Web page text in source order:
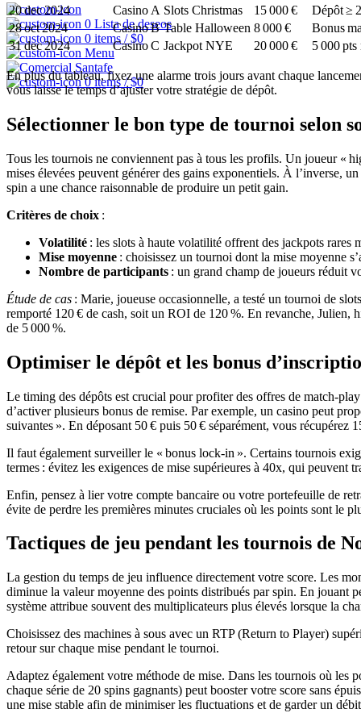
0 Lista de deseos
0 items / $0
Menu
0items / $0
20 dec 2024
Casino A Slots Christmas 15 000 €
Dépôt ≥
28 oct 2024
Casino B Table Halloween 8 000 €
Bonus
31 dec 2024
Casino C Jackpot NYE 20 000 € 5 000 pts
En plus du tableau, fixez une alarme trois jours avant chaque
vous laisse le temps d’ajuster votre stratégie de dépôt.
Sélectionner le bon type de tournoi selon
Tous les tournois ne conviennent pas à tous les profils. Un joueur «
mises élevées peuvent générer des gains exponentiels. À l’inverse,
spin a une chance raisonnable de produire un petit gain.
Critères de choix :
Volatilité : les slots à haute volatilité offrent des jackpots rares
Mise moyenne : choisissez un tournoi dont la mise moyenne
Nombre de participants : un grand champ de joueurs réduit
Étude de cas : Marie, joueuse occasionnelle, a testé un tournoi de
remporté 120 € de cash, soit un ROI de 120 %. En revanche,
de 5 000 %.
Optimiser le dépôt et les bonus
Le timing des dépôts est crucial pour profiter des offres de
d’activer plusieurs bonus de remise. Par exemple, un casino peut
suivantes ». En déposant 50 € puis 50 € séparément, vous
Il faut également surveiller le « bonus lock‑in ». Certains tournois
termes : évitez les exigences de mise supérieures à 40x, qui peuvent
Enfin, pensez à lier votre compte bancaire ou votre portefeuille de
évite de perdre les premières minutes cruciales où les points sont le
Tactiques de jeu pendant les tournois de
La gestion du temps de jeu influence directement votre score. Les
diminue la valeur moyenne des points distribués par spin. En jouant
système attribue souvent des multiplicateurs plus élevés lorsque la
Choisissez des machines à sous avec un RTP (Return to Player)
retour sur chaque mise pendant le tournoi.
Adaptez également votre méthode de mise. Dans les tournois où les
chaque série de 20 spins gagnants) peut booster votre score sans
une mise stable afin de minimiser les fluctuations et de garder un